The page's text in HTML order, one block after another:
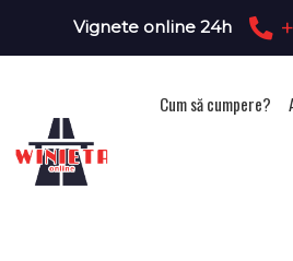
Vignete online 24h
Cum să cumpere?